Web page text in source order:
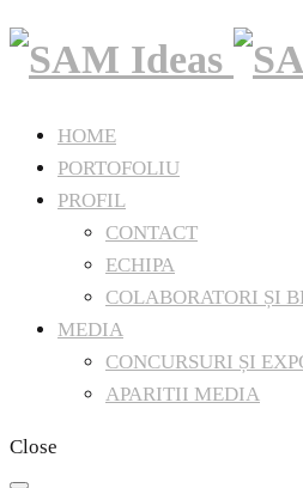
HOME
PORTOFOLIU
PROFIL
CONTACT
ECHIPA
COLABORATORI ȘI
MEDIA
CONCURSURI ȘI
APARITII MEDIA
Close